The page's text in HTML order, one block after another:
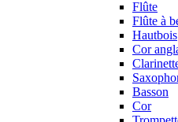
Flûte
Flûte à
Hautbois
Cor
Basson
Cor